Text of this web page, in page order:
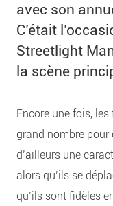
avec son
C’était
Streetlight
la scène
Encore une fois,
grand nombre pour
d’ailleurs une
alors qu’ils se
qu’ils sont fidèles